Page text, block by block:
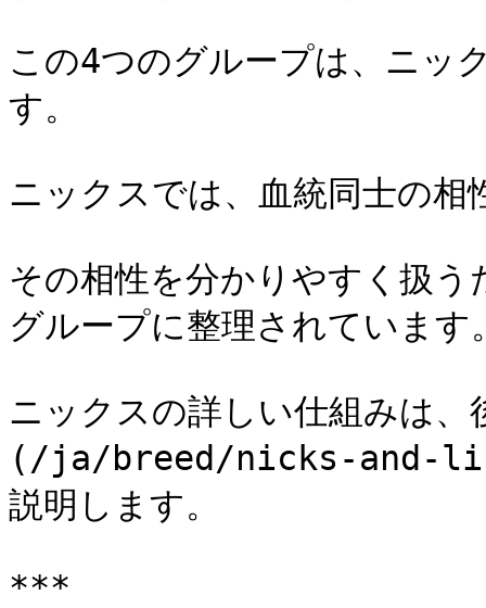
この4つのグループは、ニッ
す。
ニックスでは、血統同士の相
その相性を分かりやすく
グループに整理されています
ニックスの詳しい仕組みは
(/ja/breed/nicks-and-
説明します。
***